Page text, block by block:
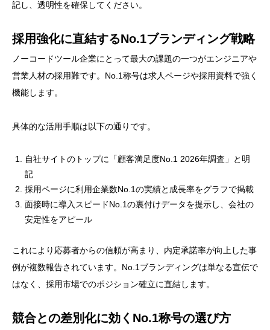
記し、透明性を確保してください。
採用強化に直結するNo.1ブランディング戦略
ノーコードツール企業にとって最大の課題の一つがエンジニアや
営業人材の採用難です。No.1称号は求人ページや採用資料で強く
機能します。
具体的な活用手順は以下の通りです。
自社サイトのトップに「顧客満足度No.1 2026年調査」と明
記
採用ページに利用企業数No.1の実績と成長率をグラフで掲載
面接時に導入スピードNo.1の裏付けデータを提示し、会社の
安定性をアピール
これにより応募者からの信頼が高まり、内定承諾率が向上した事
例が複数報告されています。No.1ブランディングは単なる宣伝で
はなく、採用市場でのポジション確立に直結します。
競合との差別化に効くNo.1称号の選び方